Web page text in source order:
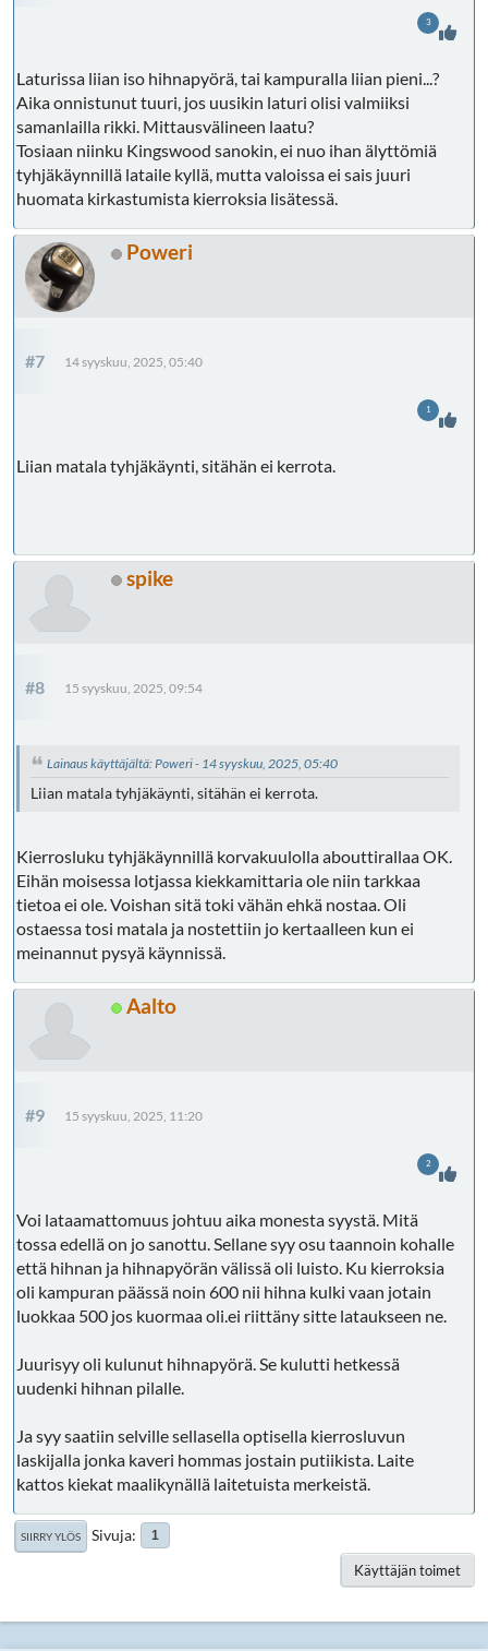
Laturissa liian iso hihnapyörä, tai kampuralla liian pieni...?
Aika onnistunut tuuri, jos uusikin laturi olisi valmiiksi
samanlailla rikki. Mittausvälineen laatu?
Tosiaan niinku Kingswood sanokin, ei nuo ihan älyttömiä
tyhjäkäynnillä lataile kyllä, mutta valoissa ei sais juuri
huomata kirkastumista kierroksia lisätessä.
3
Poweri
#7 14 syyskuu, 2025, 05:40
Liian matala tyhjäkäynti, sitähän ei kerrota.
1
spike
#8 15 syyskuu, 2025, 09:54
Lainaus käyttäjältä: Poweri - 14 syyskuu, 2025, 05:40
Liian matala tyhjäkäynti, sitähän ei kerrota.
Kierrosluku tyhjäkäynnillä korvakuulolla abouttirallaa OK.
Eihän moisessa lotjassa kiekkamittaria ole niin tarkkaa
tietoa ei ole. Voishan sitä toki vähän ehkä nostaa. Oli
ostaessa tosi matala ja nostettiin jo kertaalleen kun ei
meinannut pysyä käynnissä.
Aalto
#9 15 syyskuu, 2025, 11:20
Voi lataamattomuus johtuu aika monesta syystä. Mitä
tossa edellä on jo sanottu. Sellane syy osu taannoin kohalle
että hihnan ja hihnapyörän välissä oli luisto. Ku kierroksia
oli kampuran päässä noin 600 nii hihna kulki vaan jotain
luokkaa 500 jos kuormaa oli.ei riittäny sitte lataukseen ne.
Juurisyy oli kulunut hihnapyörä. Se kulutti hetkessä
uudenki hihnan pilalle.
Ja syy saatiin selville sellasella optisella kierrosluvun
laskijalla jonka kaveri hommas jostain putiikista. Laite
kattos kiekat maalikynällä laitetuista merkeistä.
2
SIIRRY YLÖS Sivuja 1
Käyttäjän toimet